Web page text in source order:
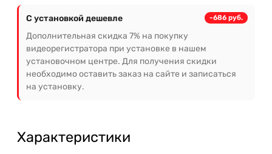
С установкой дешевле -686 руб.
Дополнительная скидка 7% на покупку
видеорегистратора при установке в нашем
установочном центре. Для получения скидки
необходимо оставить заказ на сайте и записаться
на установку.
Характеристики